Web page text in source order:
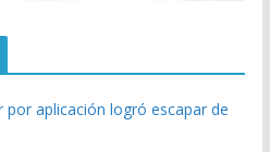
aplicación logró escapar de